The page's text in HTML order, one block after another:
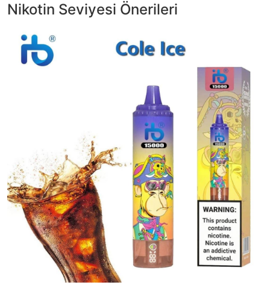
Nikotin Seviyesi Önerileri